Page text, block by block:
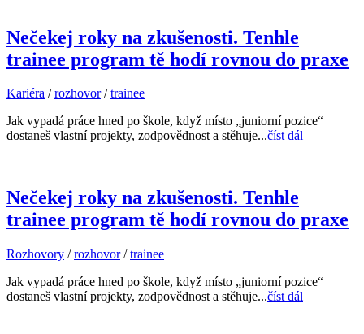
Nečekej roky na zkušenosti. Tenhle
trainee program tě hodí rovnou do praxe
Kariéra /rozhovor/trainee
Jak vypadá práce hned po škole, když místo „juniorní pozice“
dostaneš vlastní projekty, zodpovědnost a stěhuje...číst dál
Nečekej roky na zkušenosti. Tenhle
trainee program tě hodí rovnou do praxe
Rozhovory /rozhovor/trainee
Jak vypadá práce hned po škole, když místo „juniorní pozice“
dostaneš vlastní projekty, zodpovědnost a stěhuje...číst dál